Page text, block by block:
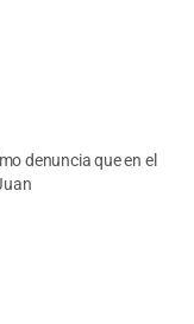
denuncia que en el